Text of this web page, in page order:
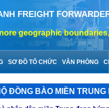
FREIGHT
geographic boundaries,
SƠ ĐỒ TỔ CHỨC VĂN PHÒNG
ĐỒNG BÀO MIỀN TRUNG